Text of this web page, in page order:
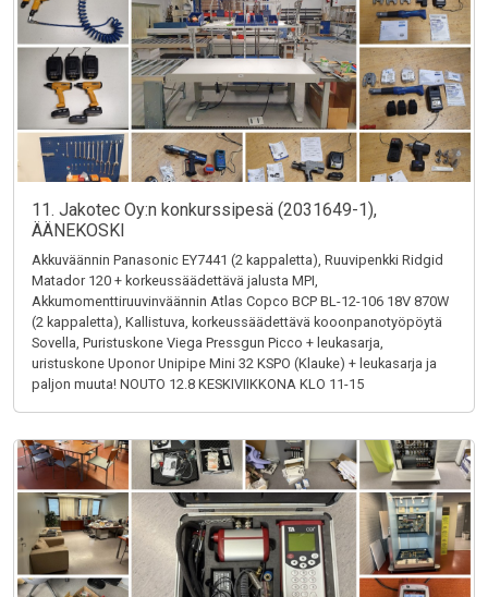
11. Jakotec Oy:n konkurssipesä (2031649-1),
ÄÄNEKOSKI
Akkuväännin Panasonic EY7441 (2 kappaletta), Ruuvipenkki Ridgid
Matador 120 + korkeussäädettävä jalusta MPI,
Akkumomenttiruuvinväännin Atlas Copco BCP BL-12-106 18V 870W
(2 kappaletta), Kallistuva, korkeussäädettävä kooonpanotyöpöytä
Sovella, Puristuskone Viega Pressgun Picco + leukasarja,
uristuskone Uponor Unipipe Mini 32 KSPO (Klauke) + leukasarja ja
paljon muuta! NOUTO 12.8 KESKIVIIKKONA KLO 11-15